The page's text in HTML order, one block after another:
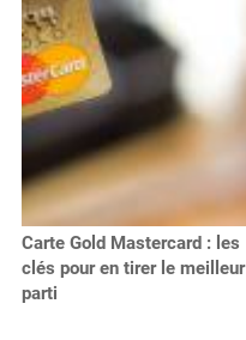
Carte Gold Mastercard : les
clés pour en tirer le meilleur
parti